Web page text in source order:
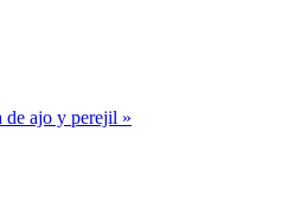
de ajo y perejil »